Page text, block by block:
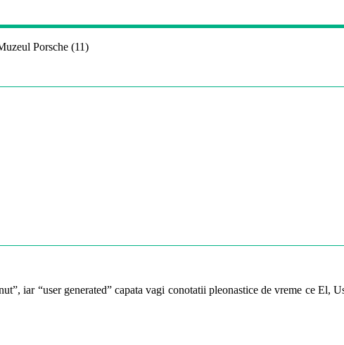
Porsche (11)
iar “user generated” capata vagi conotatii pleonastice de vreme ce El,